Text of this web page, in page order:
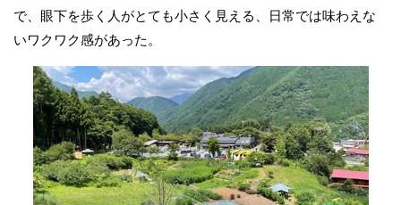
で、眼下を歩く人がとても小さく見える、日常では味わえな
いワクワク感があった。